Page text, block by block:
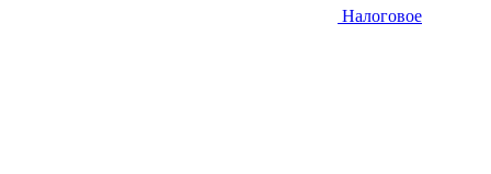
Налоговое